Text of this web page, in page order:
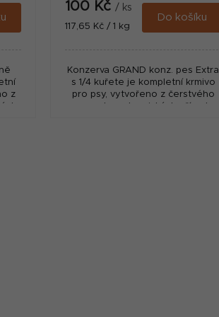
z
100 Kč / ks
Měrná
117,65 Kč / 1 kg
Do košíku
Konzerva GRAND konz. pes Extra
s 1/4 kuřete je kompletní krmivo
pro psy, vytvořeno z čerstvého
masa bez chemických přísad.